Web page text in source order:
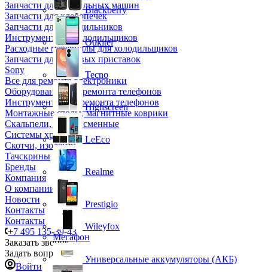
Запчасти для стиральных машин
Запчасти для хлебопечек
Запчасти для холодильников
Инструмент для холодильщиков
Расходные материалы для холодильщиков
Запчасти для игровых приставок
Sony
Все для ремонта электроники
Оборудование для ремонта телефонов
Инструменты для ремонта телефонов
Монтажные столы, магнитные коврики
Скальпели, лезвия сменные
Системы хранения
Скотчи, изолента
Тачскрины
Бренды
Компания
О компании
Новости
Контакты
Контакты
+7 495 135-39-43
Заказать звонок
Задать вопрос
Войти
Blackberry
Oukitel
Tecno
Highscreen
LeEco
Realme
Prestigio
Wileyfox
Мегафон
Универсальные аккумуляторы (АКБ)